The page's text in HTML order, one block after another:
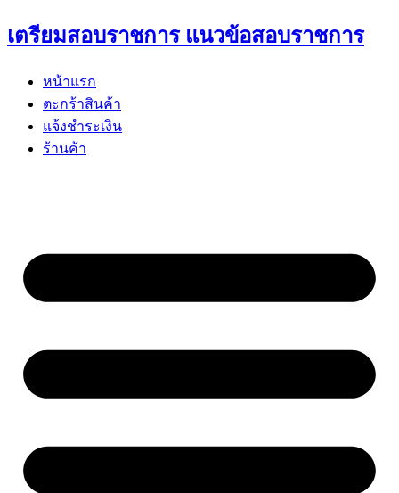
Skip
to
เตรียมสอบราชการ แนวข้อสอบราชการ
หน้าแรก
ตะกร้าสินค้า
แจ้งชำระเงิน
ร้านค้า